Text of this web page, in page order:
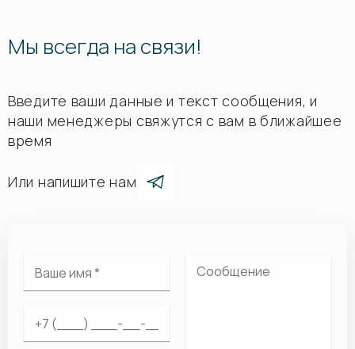
Мы всегда на связи!
Введите ваши данные и текст сообщения, и
наши менеджеры свяжутся с вам в ближайшее
время
Или напишите нам